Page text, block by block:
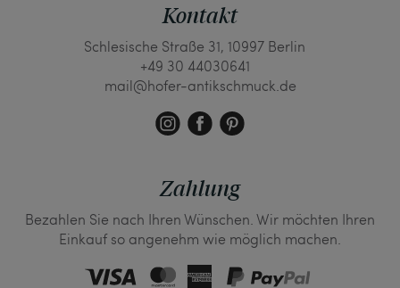
Kontakt
Schlesische Straße 31, 10997 Berlin
+49 30 44030641
mail@hofer-antikschmuck.de
Zahlung
Bezahlen Sie nach Ihren Wünschen. Wir möchten Ihren
Einkauf so angenehm wie möglich machen.